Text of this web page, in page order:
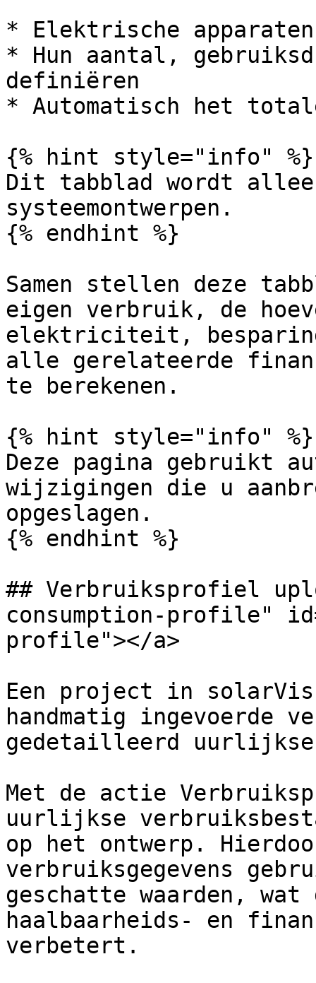
* Elektrische apparaten
* Hun aantal,
definiëren
* Automatisch het
{% hint style="info" %}
Dit tabblad wordt
systeemontwerpen.
{% endhint %}
Samen stellen deze
eigen verbruik, de
elektriciteit,
alle gerelateerde
te berekenen.
{% hint style="info" %}
Deze pagina gebruikt
wijzigingen die u
opgeslagen.
{% endhint %}
## Verbruiksprofiel
consumption-profile"
profile"></a>
Een project in solarVis
handmatig ingevoerde
gedetailleerd
Met de actie
uurlijkse
op het ontwerp.
verbruiksgegevens
geschatte waarden, wat
haalbaarheids- en
verbetert.